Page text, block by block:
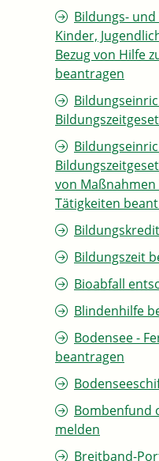
Bildungs-
Kinder,
Bezug von Hilfe
beantragen
von
Tätigkeiten
Bildungszeit
Bioabfall
Blindenhilfe
Bodensee -
beantragen
Bombenfund
melden
Breitband-